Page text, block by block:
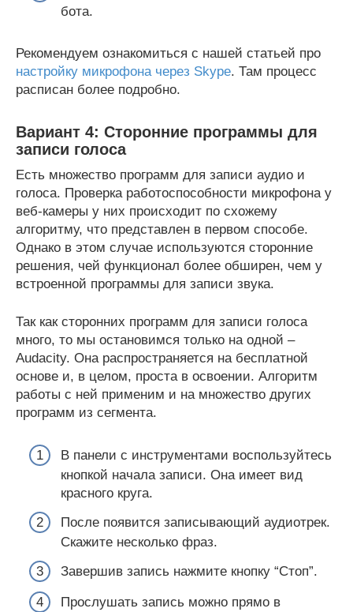
бота.
Рекомендуем ознакомиться с нашей статьей про
настройку микрофона через Skype. Там процесс
расписан более подробно.
Вариант 4: Сторонние программы для
записи голоса
Есть множество программ для записи аудио и
голоса. Проверка работоспособности микрофона у
веб-камеры у них происходит по схожему
алгоритму, что представлен в первом способе.
Однако в этом случае используются сторонние
решения, чей функционал более обширен, чем у
встроенной программы для записи звука.
Так как сторонних программ для записи голоса
много, то мы остановимся только на одной –
Audacity. Она распространяется на бесплатной
основе и, в целом, проста в освоении. Алгоритм
работы с ней применим и на множество других
программ из сегмента.
В панели с инструментами воспользуйтесь
кнопкой начала записи. Она имеет вид
красного круга.
После появится записывающий аудиотрек.
Скажите несколько фраз.
Завершив запись нажмите кнопку “Стоп”.
Прослушать запись можно прямо в